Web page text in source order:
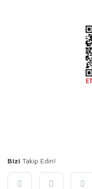
Bizi Takip Edin!